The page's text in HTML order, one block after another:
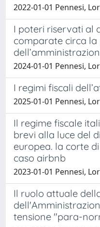
2022-01-01 Pennesi,
I poteri riservati al
comparate circa la
2024-01-01 Pennesi,
I regimi fiscali
2025-01-01 Pennesi,
Il regime fiscale
brevi alla luce del
europea. la corte
caso airbnb
2023-01-01 Pennesi,
Il ruolo attuale
tensione "para-